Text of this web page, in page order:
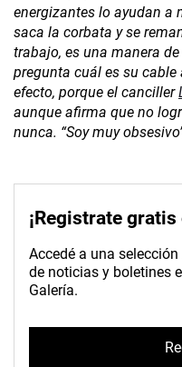
energizantes lo ayudan a
saca la corbata y se
trabajo, es una manera
pregunta cuál es su cable
efecto, porque el canciller
aunque afirma que no
nunca. “Soy muy
¡Registrate
Accedé a una
de noticias y boletines
Galería.